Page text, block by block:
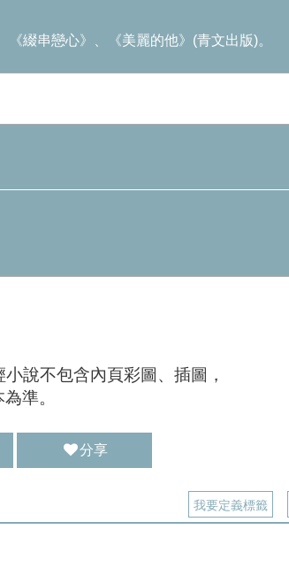
綴串戀心》、《美麗的他》(青文出版)。
說不包含內頁彩圖、插圖，
準。
分享 : 分享
我要定義標籤